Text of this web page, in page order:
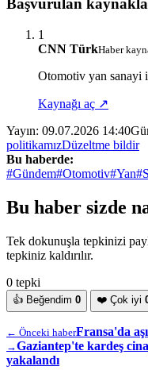
Başvurulan
1
CNN TürkHaber
Otomotiv yan sanayi
Kaynağı aç ↗
Yayın: 09.07.2026 14:40
politikamızDüzeltme bildir
Bu haberde:
#Gündem#Otomotiv#Yan
Bu haber sizde
Tek dokunuşla tepkinizi
tepkiniz kaldırılır.
0 tepki
👍 Beğendim 0 ❤️ Çok iyi
← Önceki haberFransa'da
→Gaziantep'te kardeş
yakalandı